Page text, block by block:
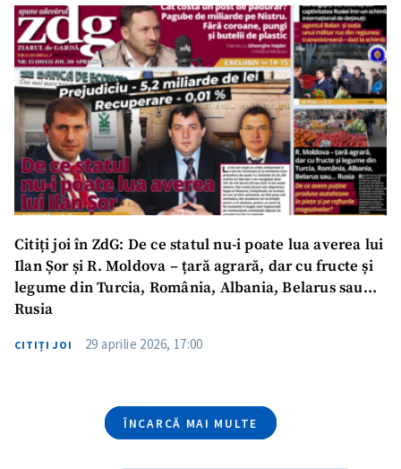
Citiți joi în ZdG: De ce statul nu-i poate lua averea lui
Ilan Șor și R. Moldova – țară agrară, dar cu fructe și
legume din Turcia, România, Albania, Belarus sau…
Rusia
CITIȚI JOI 29 aprilie 2026, 17:00
ÎNCARCĂ MAI MULTE
Email+ Emailul meu
Telefon
+ Telefon personal
Am citit și sunt de
acord cupolitica de
confidențialitate.
TRIMITE ȘTIREA